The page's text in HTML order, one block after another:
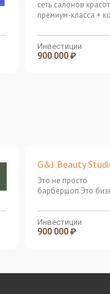
сеть салонов
премиум-класса +
Инвестиции
900 000 ₽
G&J Beauty
Это не просто
барбершоп.Это
настроено до
Инвестиции
900 000 ₽